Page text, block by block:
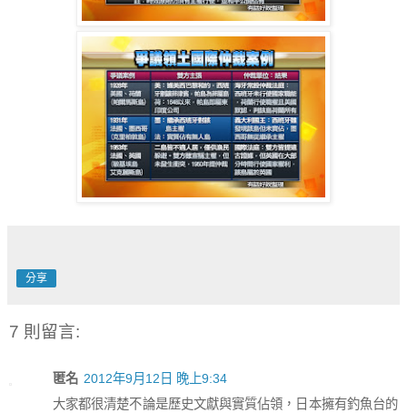
分享
7 則留言:
匿名 2012年9月12日 晚上9:34
大家都很清楚不論是歷史文獻與實質佔領，日本擁有釣魚台的